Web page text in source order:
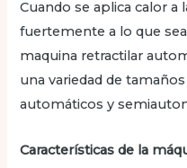
Cuando se aplica calor a
fuertemente a lo que
maquina retractilar
una variedad de
automáticos y
Características de la